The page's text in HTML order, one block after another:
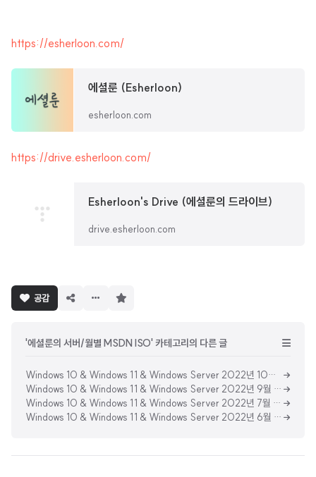
https://esherloon.com/
에셜룬 (Esherloon)
esherloon.com
https://drive.esherloon.com/
Esherloon's Drive (에셜룬의 드라이브)
drive.esherloon.com
공감
'에셜룬의 서버/월별 MSDN ISO' 카테고리의 다른 글
Windows 10 & Windows 11 & Windows Server 2022년 10월 MSDN 업데이트 통합 ISO (Updated Oct 2022) [한글판]
Windows 10 & Windows 11 & Windows Server 2022년 9월 MSDN 업데이트 통합 ISO (Updated Sep 2022) [한글판]
Windows 10 & Windows 11 & Windows Server 2022년 7월 MSDN 업데이트 통합 ISO (Updated July 2022) [한글판]
Windows 10 & Windows 11 & Windows Server 2022년 6월 MSDN 업데이트 통합 ISO (Updated June 2022) [한글판]